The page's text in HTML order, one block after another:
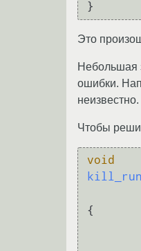
Это
Небольшая
ошибки.
неизвестно.
Чтобы
void
{